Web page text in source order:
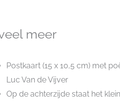
meer
Postkaart (15 x 10,5 cm) met
Luc Van de Vijver
Op de achterzijde staat het